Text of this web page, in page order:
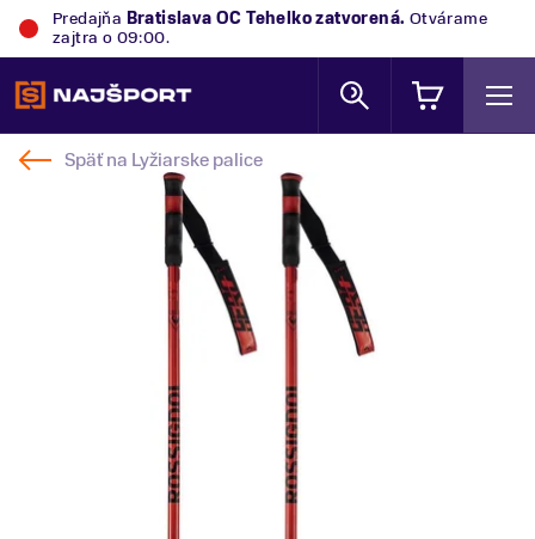
Predajňa Bratislava OC Tehelkozatvorená. Otvárame
zajtra o 09:00.
Späť na Lyžiarske palice